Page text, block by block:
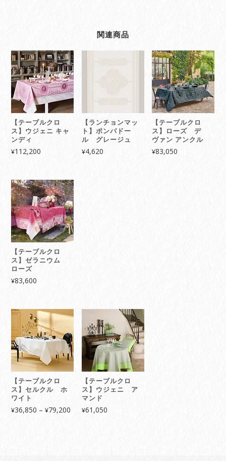
関連商品
【テーブルクロ
ス】ウジェニ キャ
ンディ
¥112,200
【ランチョンマッ
ト】ポンパドー
ル グレージュ
¥4,620
【テーブルクロ
ス】ローズ デ
ヴァン アンクル
¥83,050
【テーブルクロ
ス】ゼラニウム
ローズ
¥83,600
【テーブルクロ
ス】セルクル ホ
ワイト
¥36,850 –¥79,200
【テーブルクロ
ス】ウジェニ ア
マンド
¥61,050